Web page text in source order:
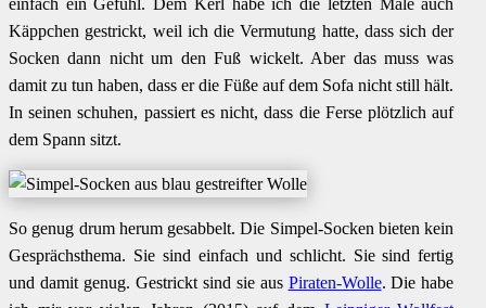
einfach ein Gefühl. Dem Kerl habe ich die letzten Male auch
Käppchen gestrickt, weil ich die Vermutung hatte, dass sich der
Socken dann nicht um den Fuß wickelt. Aber das muss was
damit zu tun haben, dass er die Füße auf dem Sofa nicht still hält.
In seinen schuhen, passiert es nicht, dass die Ferse plötzlich auf
dem Spann sitzt.
So genug drum herum gesabbelt. Die Simpel-Socken bieten kein
Gesprächsthema. Sie sind einfach und schlicht. Sie sind fertig
und damit genug. Gestrickt sind sie aus Piraten-Wolle. Die habe